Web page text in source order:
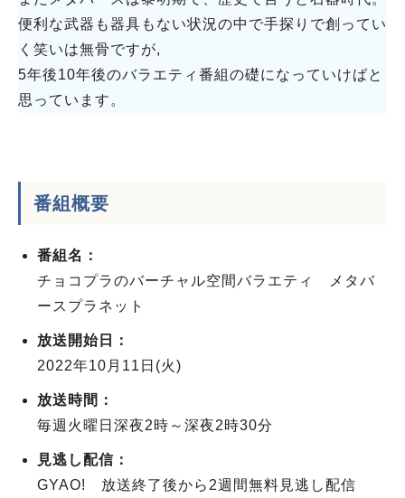
便利な武器も器具もない状況の中で手探りで創ってい
く笑いは無骨ですが,
5年後10年後のバラエティ番組の礎になっていけばと
思っています。
番組概要
番組名：
チョコプラのバーチャル空間バラエティ メタバ
ースプラネット
放送開始日：
2022年10月11日(火)
放送時間：
毎週火曜日深夜2時～深夜2時30分
見逃し配信：
GYAO! 放送終了後から2週間無料見逃し配信